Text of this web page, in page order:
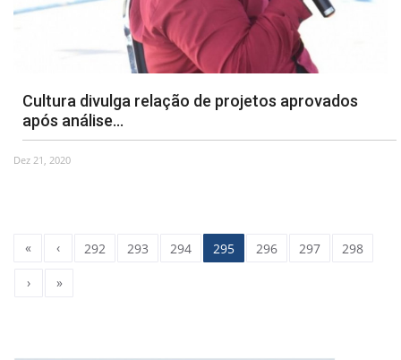
Cultura divulga relação de projetos aprovados
após análise...
Dez 21, 2020
« ‹ 292 293 294 295 296 297
298
›
»